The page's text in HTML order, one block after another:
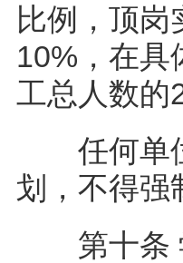
比例，顶
10%，在具
工总人数
任何单位
划，不得
第十条 学